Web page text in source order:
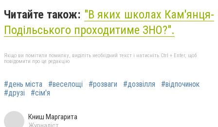
Читайте також: "В яких школах Кам'янця-
Подільського проходитиме ЗНО?".
Якщо ви помітили помилку, виділіть необхідний текст і натисніть Ctrl + Enter, щоб
повідомити про це редакцію
#день міста #веселощі #розваги #дозвілля
#відпочинок
#друзі
#сім'я
Книш Маргарита